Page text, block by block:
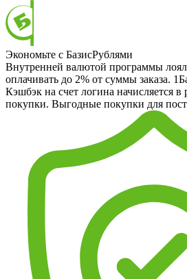
Экономьте с БазисРублями
Внутренней валютой программы
оплачивать до 2% от суммы заказа.
Кэшбэк на счет логина начисляется в
покупки. Выгодные покупки для